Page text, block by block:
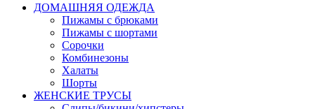
ДОМАШНЯЯ ОДЕЖДА
Пижамы с брюками
Пижамы с шортами
Сорочки
Комбинезоны
Халаты
Шорты
ЖЕНСКИЕ ТРУСЫ